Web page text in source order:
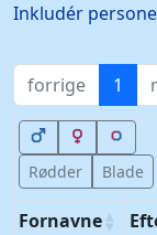
Inkludér
forrige 1
Rødder
Blade
Fornavne